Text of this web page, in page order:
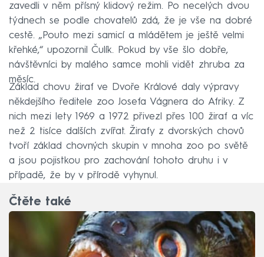
zavedli v něm přísný klidový režim. Po necelých dvou
týdnech se podle chovatelů zdá, že je vše na dobré
cestě. „Pouto mezi samicí a mládětem je ještě velmi
křehké,“ upozornil Čulík. Pokud by vše šlo dobře,
návštěvníci by malého samce mohli vidět zhruba za
měsíc.
Základ chovu žiraf ve Dvoře Králové daly výpravy
někdejšího ředitele zoo Josefa Vágnera do Afriky. Z
nich mezi lety 1969 a 1972 přivezl přes 100 žiraf a víc
než 2 tisíce dalších zvířat. Žirafy z dvorských chovů
tvoří základ chovných skupin v mnoha zoo po světě
a jsou pojistkou pro zachování tohoto druhu i v
případě, že by v přírodě vyhynul.
Čtěte také